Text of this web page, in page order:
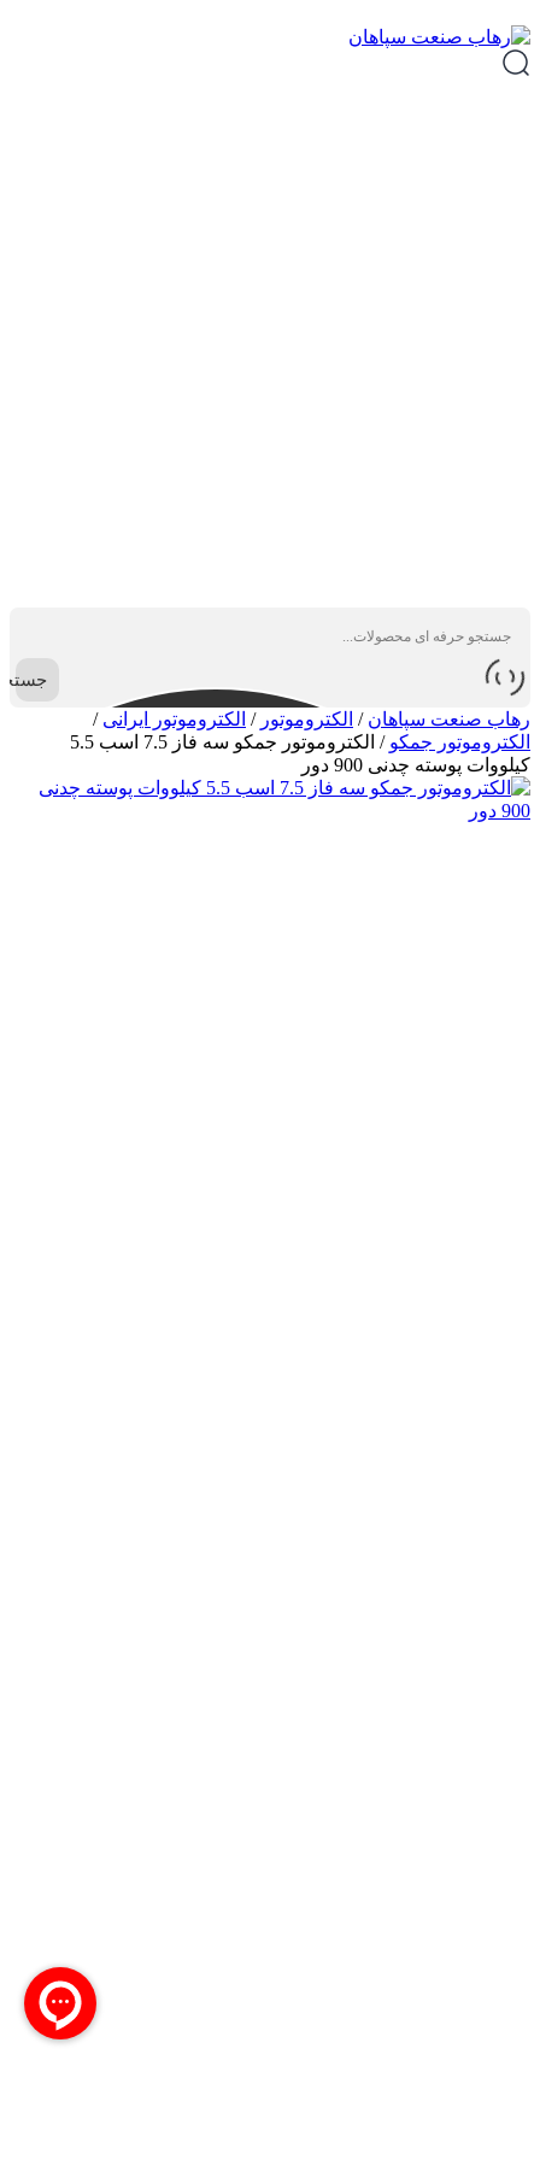
رهاب صنعت سپاهان / الکتروموتور / الکتروموتور ایرانی /
الکتروموتور جمکو /
الکتروموتور جمکو سه فاز 7.5 اسب 5.5
کیلووات پوسته چدنی 900 دور